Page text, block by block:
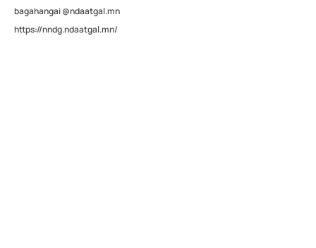
bagahangai @ndaatgal.mn
https://nndg.ndaatgal.mn/